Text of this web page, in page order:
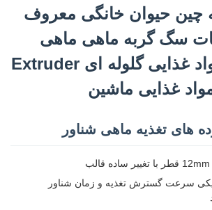
چین حیوان خانگی معروف
سگ گربه ماهی ماهی
کباب تیلاپیا مواد غذایی گلوله ای Extruder
غذایی ماشین
های تغذیه ماهی شناور
سرعت گسترش تغذیه و زمان شناور